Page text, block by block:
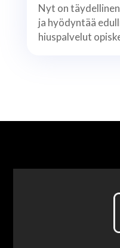
Nyt on
ja hyödyntää
hiuspalvelut